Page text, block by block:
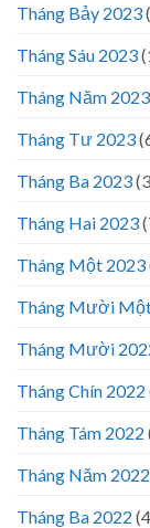
Tháng Bảy 2023
Tháng Sáu 2023
Tháng Năm 2023
Tháng Tư 2023
Tháng Ba 2023
Tháng Hai 2023
Tháng Một 2023
Tháng Mười
Tháng Mười
Tháng Chín 2022
Tháng Tám 2022
Tháng Năm 2022
Tháng Ba 2022